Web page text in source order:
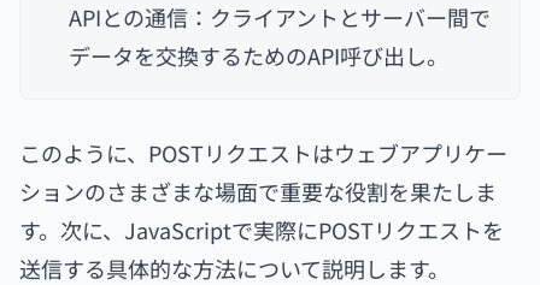
APIとの通信：クライアントとサーバー間で
データを交換するためのAPI呼び出し。
このように、POSTリクエストはウェブアプリケー
ションのさまざまな場面で重要な役割を果たしま
す。次に、JavaScriptで実際にPOSTリクエストを
送信する具体的な方法について説明します。